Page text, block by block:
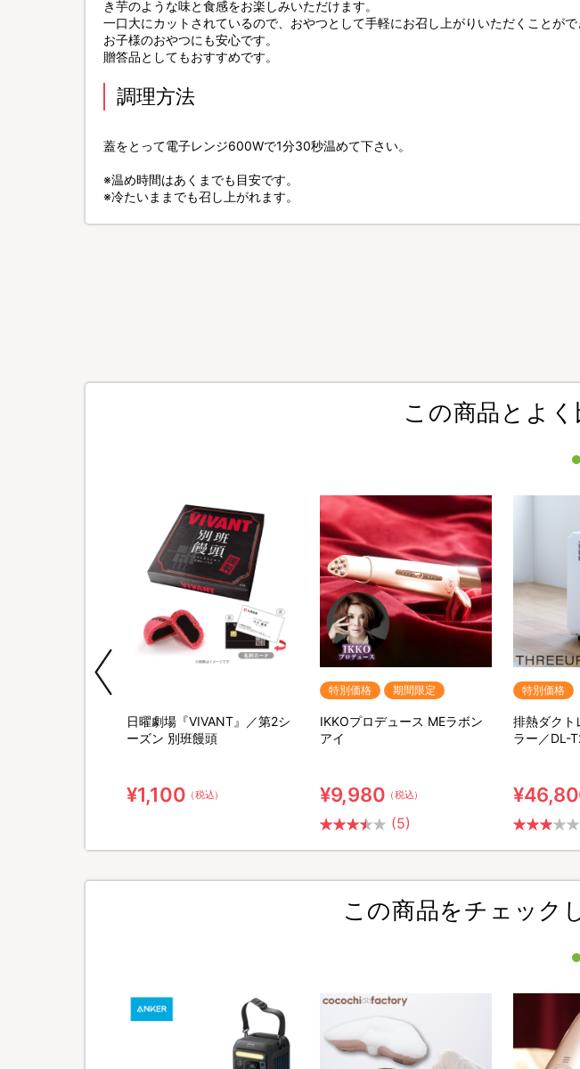
き芋のような味と食感をお楽しみいただけます。
一口大にカットされているので、おやつとして手軽にお召し上がりいただくことが
お子様のおやつにも安心です。
贈答品としてもおすすめです。
調理方法
蓋をとって電子レンジ600Wで1分30秒温めて下さい。
※温め時間はあくまでも目安です。
※冷たいままでも召し上がれます。
この商品とよ
日曜劇場『VIVANT』／第2シ
ーズン 別班饅頭
¥1,100 （税込）
特別価格 期間限定
IKKOプロデュース MEラボン
アイ
¥9,980 （税込）
(5)
特別価格
排熱ダクト
ラー／DL-
この商品をチェック